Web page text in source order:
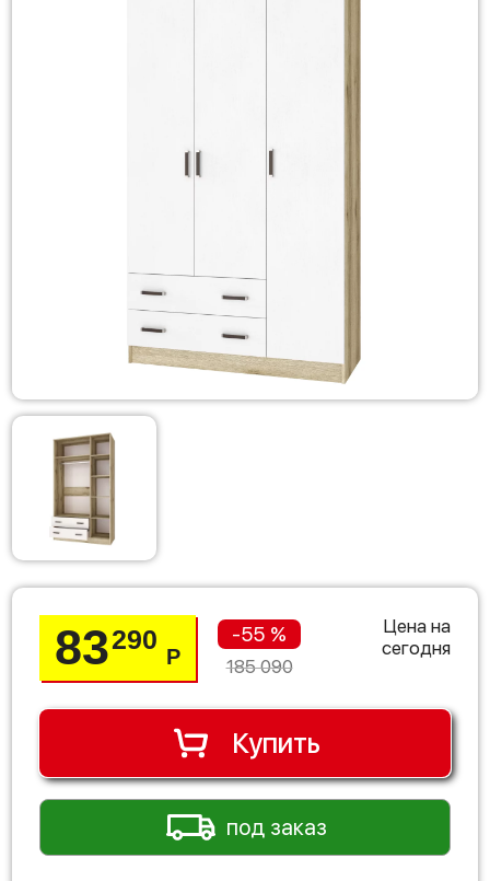
83290
Р
-55 %
185 090
Цена на
сегодня
Купить
под заказ